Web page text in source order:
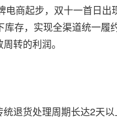
商起步，双十一首日出
存，实现全渠道统一
转的利润。
退货处理周期长达2天